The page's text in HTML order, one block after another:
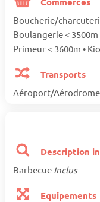
Boucherie/
Boulangerie < 3500m
Primeur < 3600m •
Transports
Aéroport/Aérodrome
Description
Barbecue Inclus
Equipements